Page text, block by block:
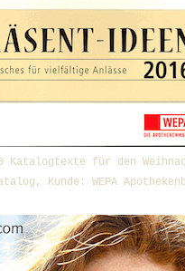
Katalogtexte für den
Kunde: WEPA